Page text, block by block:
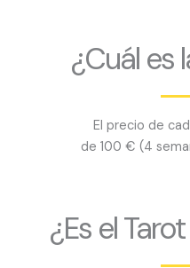
¿Cuál es
El precio de
de 100 € (4
¿Es el